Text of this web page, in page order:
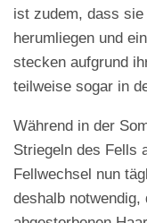
ist zudem, dass
herumliegen und
stecken aufgrund
teilweise sogar in
Während in der
Striegeln des Fells
Fellwechsel nun
deshalb